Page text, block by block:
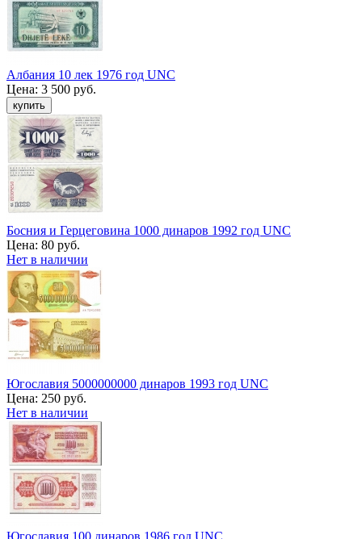
Албания 10 лек 1976 год UNC
Цена: 3 500 руб.
Босния и Герцеговина 1000 динаров 1992 год UNC
Цена: 80 руб.
Нет в наличии
Югославия 5000000000 динаров 1993 год UNC
Цена: 250 руб.
Нет в наличии
Югославия 100 динаров 1986 год UNC